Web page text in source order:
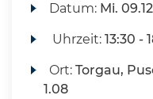
Datum: Mi.
Uhrzeit:13:30 -
Ort:Torgau,
1.08